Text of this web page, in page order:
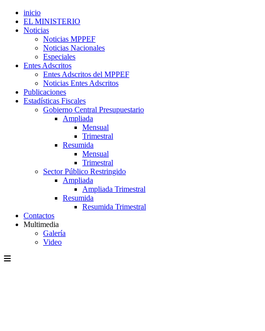
inicio
EL MINISTERIO
Noticias
Noticias MPPEF
Noticias Nacionales
Especiales
Entes Adscritos
Entes Adscritos del MPPEF
Noticias Entes Adscritos
Publicaciones
Estadísticas Fiscales
Gobierno Central Presupuestario
Ampliada
Mensual
Trimestral
Resumida
Mensual
Trimestral
Sector Público Restringido
Ampliada
Ampliada Trimestral
Resumida
Resumida Trimestral
Contactos
Multimedia
Galería
Video